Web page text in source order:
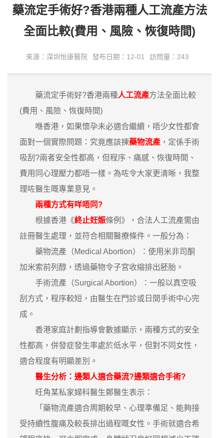
藥流定手術好?香港兩種人工流產方法
全面比較(費用、風險、恢復時間)
來源：深圳怡康醫院 發布日期：12-01 訪問量：243
藥流定手術好?香港兩種人工流產方法全面比較
(費用、風險、恢復時間)
喺香港，如果懷孕未必適合繼續，唔少女性都會
面對一個實際問題：究竟應該揀藥物流產 ，定係手術
吸刮?兩者安全性都高，但程序、痛感、恢復時間、
費用同心理壓力都唔一樣。為咗令大家更清晰，我整
理咗醫生嘅專業意見。
兩種方式有咩唔同?
根據香港《終止妊娠條例》，合法人工流產需由
註冊醫生處理，並符合相關醫療條件。一般分為：
藥物流產（Medical Abortion）：使用米非司酮
加米索前列醇，透過藥物令子宮收縮排出胚胎。
手術流產（Surgical Abortion）：一般以真空吸
刮方式，程序較短，由醫生在門診或日間手術中心完
成。
香港家庭計劃指導會數據顯示，兩種方式的安全
性都高，併發症發生率處於低水平，但對不同女性，
適合程度有明顯差別。
醫生分析：邊類人適合藥流?邊類適合手術?
旺角某私家婦科醫生鄭醫生表示：
「藥物流產適合周期較早、心理準備足、能夠接
受持續性腹痛及較長排出過程嘅女性。手術就適合希